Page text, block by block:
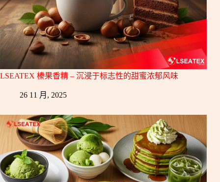
LSEATEX 榛果香精 – 沉浸于标志性的甜蜜浓郁风味
26 11 月, 2025